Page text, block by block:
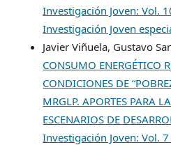
Investigación Joven: Vol.
Investigación Joven
Javier Viñuela, Gustavo
CONSUMO ENERGÉTICO
CONDICIONES DE
MRGLP. APORTES PARA
ESCENARIOS DE
Investigación Joven: Vol.